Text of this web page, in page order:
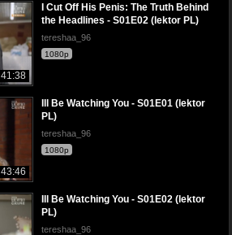
41:38
I Cut Off His Penis: The Truth Behind
the Headlines - S01E02 (lektor PL)
tereshaa_96
1080p
43:46
Ill Be Watching You - S01E01 (lektor
PL)
tereshaa_96
1080p
Ill Be Watching You - S01E02 (lektor
PL)
tereshaa_96